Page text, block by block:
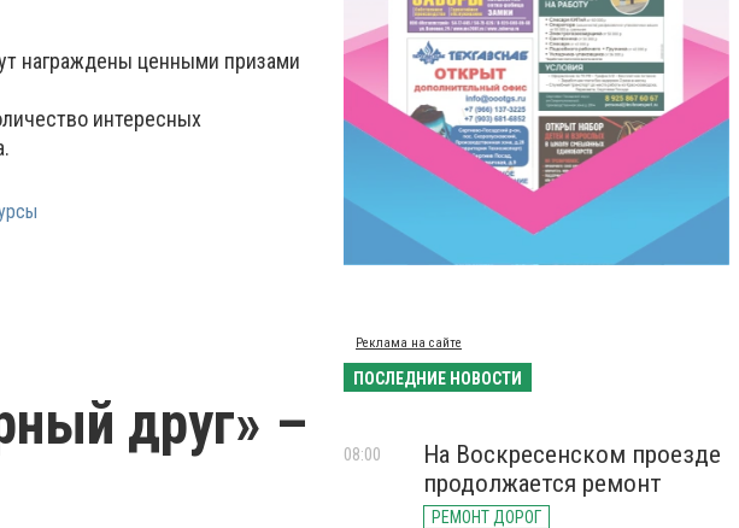
награждены ценными призами
интересных
друг» –
Реклама на сайте
ПОСЛЕДНИЕ НОВОСТИ
На Воскресенском проезде
продолжается ремонт
РЕМОНТ ДОРОГ
08:00